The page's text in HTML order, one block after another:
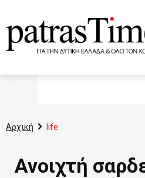
Αρχική life
Ανοιχτή